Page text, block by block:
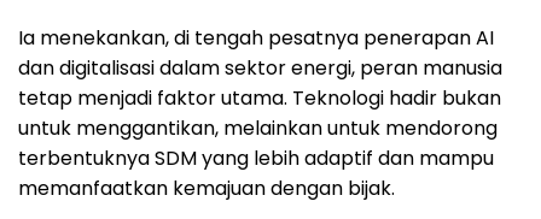
Ia menekankan, di tengah pesatnya penerapan AI
dan digitalisasi dalam sektor energi, peran manusia
tetap menjadi faktor utama. Teknologi hadir bukan
untuk menggantikan, melainkan untuk mendorong
terbentuknya SDM yang lebih adaptif dan mampu
memanfaatkan kemajuan dengan bijak.